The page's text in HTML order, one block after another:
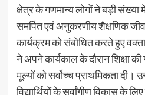
क्षेत्र के गणमान्य लोगों ने बड़ी
समर्पित एवं अनुकरणीय शैक्षणिक
कार्यक्रम को संबोधित करते हुए
ने अपने कार्यकाल के दौरान शिक्षा
मूल्यों को सर्वोच्च प्राथमिकता दी।
विद्यार्थियों के सर्वांगीण विकास के